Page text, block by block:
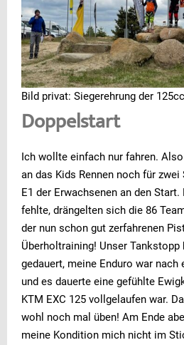
Bild privat: Siegerehrung der
Doppelstart
Ich wollte einfach nur fahren.
an das Kids Rennen noch für
E1 der Erwachsenen an den
fehlte, drängelten sich die 86
der nun schon gut zerfahrenen
Überholtraining! Unser Tankstopp
gedauert, meine Enduro war nach
und es dauerte eine gefühlte
KTM EXC 125 vollgelaufen war.
wohl noch mal üben! Am Ende
meine Kondition mich nicht im